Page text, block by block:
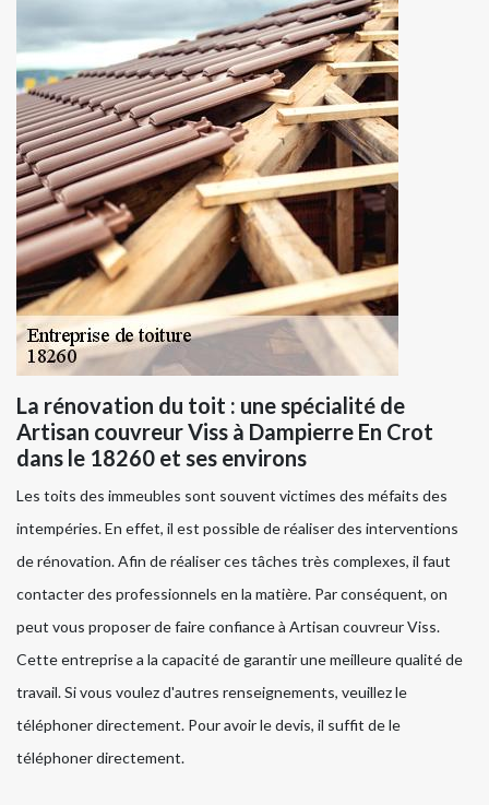
La rénovation du toit : une spécialité de
Artisan couvreur Viss à Dampierre En Crot
dans le 18260 et ses environs
Les toits des immeubles sont souvent victimes des méfaits des
intempéries. En effet, il est possible de réaliser des interventions
de rénovation. Afin de réaliser ces tâches très complexes, il faut
contacter des professionnels en la matière. Par conséquent, on
peut vous proposer de faire confiance à Artisan couvreur Viss.
Cette entreprise a la capacité de garantir une meilleure qualité de
travail. Si vous voulez d'autres renseignements, veuillez le
téléphoner directement. Pour avoir le devis, il suffit de le
téléphoner directement.